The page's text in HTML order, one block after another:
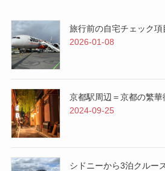
旅行前の自宅チェック項
2026-01-08
京都駅周辺＝京都の繁華
2024-09-25
シドニーから3泊クルー